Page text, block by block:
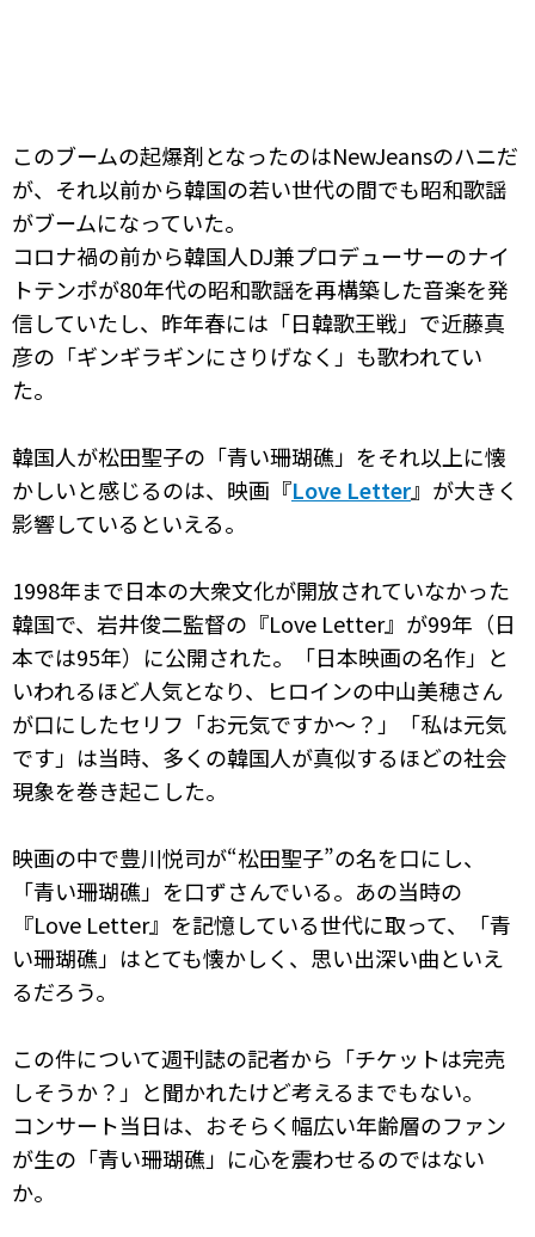
このブームの起爆剤となったのはNewJeansのハニだ
が、それ以前から韓国の若い世代の間でも昭和歌謡
がブームになっていた。
コロナ禍の前から韓国人DJ兼プロデューサーのナイ
トテンポが80年代の昭和歌謡を再構築した音楽を発
信していたし、昨年春には「日韓歌王戦」で近藤真
彦の「ギンギラギンにさりげなく」も歌われてい
た。
韓国人が松田聖子の「青い珊瑚礁」をそれ以上に懐
かしいと感じるのは、映画『Love Letter』が大きく
影響しているといえる。
1998年まで日本の大衆文化が開放されていなかった
韓国で、岩井俊二監督の『Love Letter』が99年（日
本では95年）に公開された。「日本映画の名作」と
いわれるほど人気となり、ヒロインの中山美穂さん
が口にしたセリフ「お元気ですか～？」「私は元気
です」は当時、多くの韓国人が真似するほどの社会
現象を巻き起こした。
映画の中で豊川悦司が“松田聖子”の名を口にし、
「青い珊瑚礁」を口ずさんでいる。あの当時の
『Love Letter』を記憶している世代に取って、「青
い珊瑚礁」はとても懐かしく、思い出深い曲といえ
るだろう。
この件について週刊誌の記者から「チケットは完売
しそうか？」と聞かれたけど考えるまでもない。
コンサート当日は、おそらく幅広い年齢層のファン
が生の「青い珊瑚礁」に心を震わせるのではない
か。